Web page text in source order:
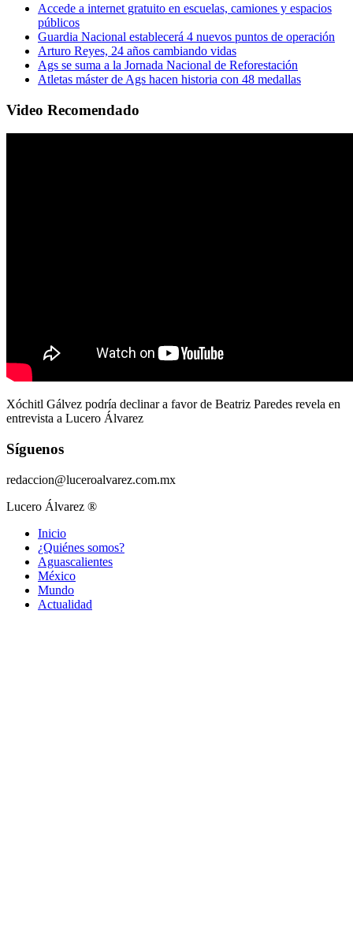
Accede a internet gratuito en escuelas, camiones y espacios
públicos
Guardia Nacional establecerá 4 nuevos puntos de operación
Arturo Reyes, 24 años cambiando vidas
Ags se suma a la Jornada Nacional de Reforestación
Atletas máster de Ags hacen historia con 48 medallas
Video Recomendado
Xóchitl Gálvez podría declinar a favor de Beatriz Paredes revela en
entrevista a Lucero Álvarez
Síguenos
redaccion@luceroalvarez.com.mx
Lucero Álvarez ®
Inicio
¿Quiénes somos?
Aguascalientes
México
Mundo
Actualidad